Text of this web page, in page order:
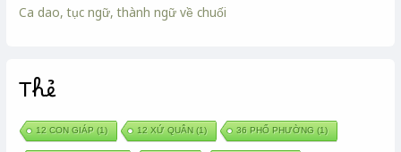
Ca dao, tục ngữ, thành ngữ về chuối
Thẻ
12 CON GIÁP (1) 12 XỨ QUÂN (1) 36 PHỐ PHƯỜNG (1)